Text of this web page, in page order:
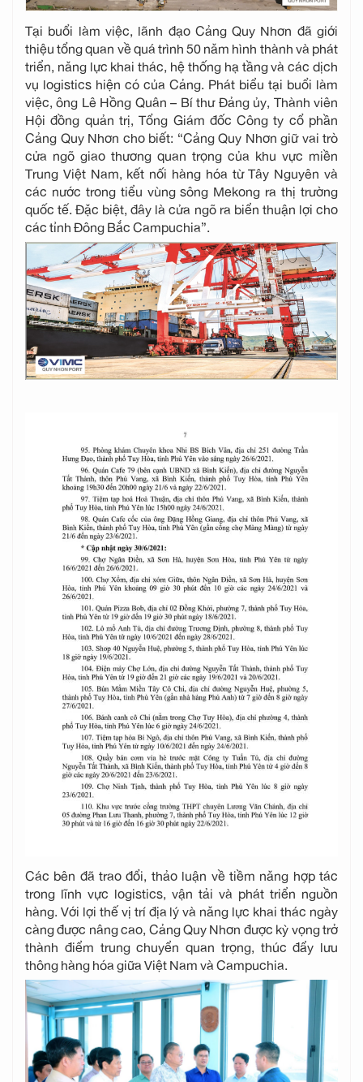
Tại buổi làm việc, lãnh đạo Cảng Quy Nhơn đã giới
thiệu tổng quan về quá trình 50 năm hình thành và phát
triển, năng lực khai thác, hệ thống hạ tầng và các dịch
vụ logistics hiện có của Cảng. Phát biểu tại buổi làm
việc, ông Lê Hồng Quân – Bí thư Đảng ủy, Thành viên
Hội đồng quản trị, Tổng Giám đốc Công ty cổ phần
Cảng Quy Nhơn cho biết: “Cảng Quy Nhơn giữ vai trò
cửa ngõ giao thương quan trọng của khu vực miền
Trung Việt Nam, kết nối hàng hóa từ Tây Nguyên và
các nước trong tiểu vùng sông Mekong ra thị trường
quốc tế. Đặc biệt, đây là cửa ngõ ra biển thuận lợi cho
các tỉnh Đông Bắc Campuchia”.
Các bên đã trao đổi, thảo luận về tiềm năng hợp tác
trong lĩnh vực logistics, vận tải và phát triển nguồn
hàng. Với lợi thế vị trí địa lý và năng lực khai thác ngày
càng được nâng cao, Cảng Quy Nhơn được kỳ vọng trở
thành điểm trung chuyển quan trọng, thúc đẩy lưu
thông hàng hóa giữa Việt Nam và Campuchia.